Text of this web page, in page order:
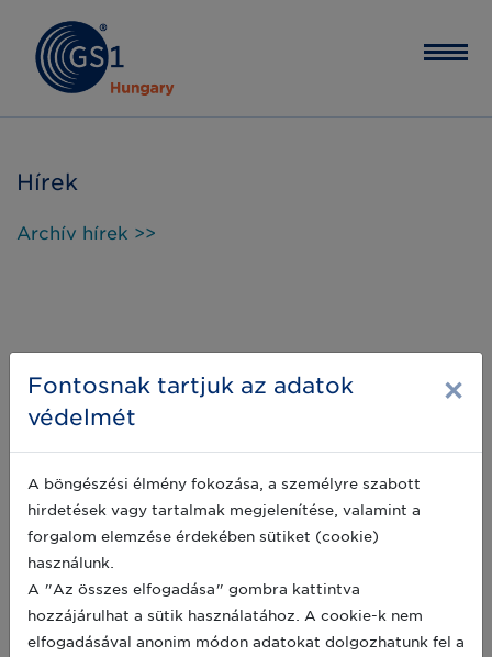
Hírek
Archív hírek >>
Fontosnak tartjuk az adatok
védelmét
×
A böngészési élmény fokozása, a személyre szabott
hirdetések vagy tartalmak megjelenítése, valamint a
forgalom elemzése érdekében sütiket (cookie)
használunk.
A "Az összes elfogadása" gombra kattintva
hozzájárulhat a sütik használatához. A cookie-k nem
elfogadásával anonim módon adatokat dolgozhatunk fel a